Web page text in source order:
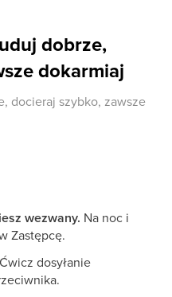
dobrze,
dokarmiaj
docieraj szybko, zawsze
wezwany. Na noc i
Zastępcę.
Ćwicz dosyłanie